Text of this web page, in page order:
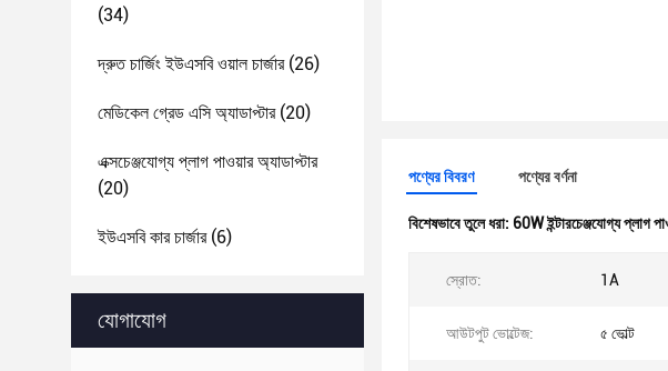
(34)
দ্রুত চার্জিং ইউএসবি ওয়াল চার্জার(26)
মেডিকেল গ্রেড এসি অ্যাডাপ্টার(20)
এক্সচেঞ্জযোগ্য প্লাগ পাওয়ার অ্যাডাপ্টার
(20)
ইউএসবি কার চার্জার(6)
যোগাযোগ
পণ্যের বিবরণ পণ্যের বর্ণনা
বিশেষভাবে তুলে ধরা: 60W ইন্টারচেঞ্জযোগ্য প্লাগ
স্রোত: 1A
আউটপুট ভোল্টেজ: ৫ ভোল্ট